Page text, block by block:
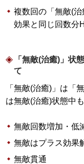
複数回の「無敵(
効果と同じ回数分
「無敵(治癒)」状
て
「無敵(治癒)」は「
は無敵(治癒)状態中
無敵回数増加・低
無敵はプラス効果
無敵貫通